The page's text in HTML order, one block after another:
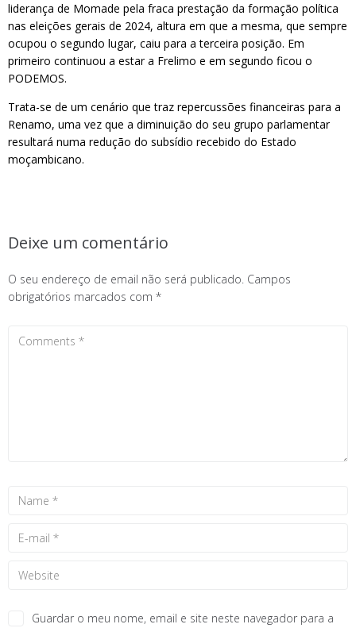
liderança de Momade pela fraca prestação da formação política
nas eleições gerais de 2024, altura em que a mesma, que sempre
ocupou o segundo lugar, caiu para a terceira posição. Em
primeiro continuou a estar a Frelimo e em segundo ficou o
PODEMOS.
Trata-se de um cenário que traz repercussões financeiras para a
Renamo, uma vez que a diminuição do seu grupo parlamentar
resultará numa redução do subsídio recebido do Estado
moçambicano.
Deixe um comentário
O seu endereço de email não será publicado. Campos
obrigatórios marcados com *
Guardar o meu nome, email e site neste navegador para a